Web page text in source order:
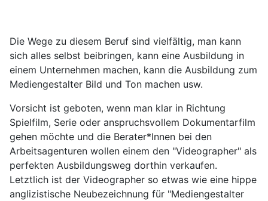
Die Wege zu diesem Beruf sind vielfältig, man kann
sich alles selbst beibringen, kann eine Ausbildung in
einem Unternehmen machen, kann die Ausbildung zum
Mediengestalter Bild und Ton machen usw.
Vorsicht ist geboten, wenn man klar in Richtung
Spielfilm, Serie oder anspruchsvollem Dokumentarfilm
gehen möchte und die Berater*Innen bei den
Arbeitsagenturen wollen einem den "Videographer" als
perfekten Ausbildungsweg dorthin verkaufen.
Letztlich ist der Videographer so etwas wie eine hippe
anglizistische Neubezeichnung für "Mediengestalter